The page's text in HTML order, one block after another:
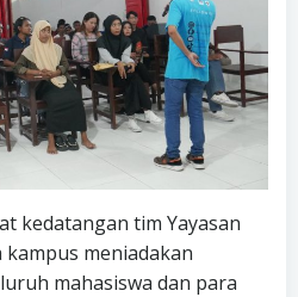
kedatangan tim Yayasan
meniadakan
mahasiswa dan para